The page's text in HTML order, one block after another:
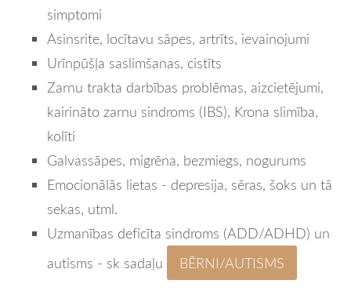
simptomi
Asinsrite, locītavu sāpes, artrīts, ievainojumi
Urīnpūšļa saslimšanas, cistīts
Zarnu trakta darbības problēmas, aizcietējumi,
kairināto zarnu sindroms (IBS), Krona slimība,
kolīti
Galvassāpes, migrēna, bezmiegs, nogurums
Emocionālās lietas - depresija, sēras, šoks un tā
sekas, utml.
Uzmanības deficīta sindroms (ADD/ADHD) un
autisms - sk sadaļu
BĒRNI/AUTISMS